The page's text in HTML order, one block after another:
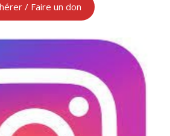
/ Faire un don